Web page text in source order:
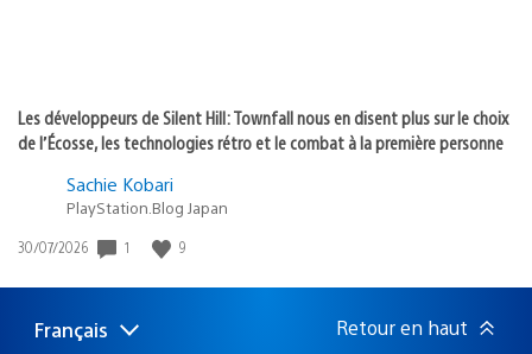
Les développeurs de Silent Hill: Townfall nous en disent plus sur le choix
de l’Écosse, les technologies rétro et le combat à la première personne
Sachie Kobari
PlayStation.Blog Japan
Date
publication
30/07/2026 1 9
Choisir
Région
Français Retour en haut